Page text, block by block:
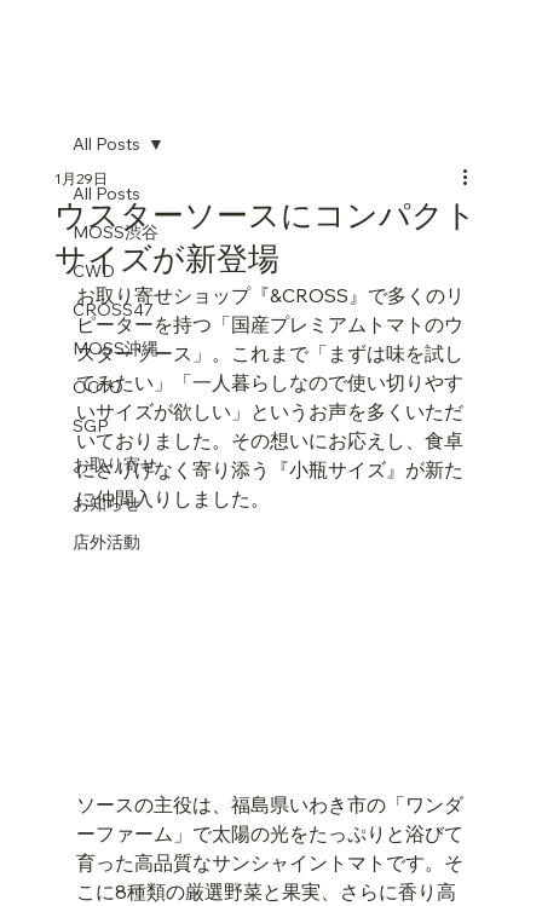
All Posts
MOSS渋谷
CWD
CROSS47
MOSS沖縄
OCTO
SGP
お取り寄せ
お知らせ
店外活動
All Posts
ウスターソースにコンパクト
サイズが新登場
1月29日
お取り寄せショップ『&CROSS』で多くのリ
ピーターを持つ「国産プレミアムトマトのウ
スターソース」。これまで「まずは味を試し
てみたい」「一人暮らしなので使い切りやす
いサイズが欲しい」というお声を多くいただ
いておりました。その想いにお応えし、食卓
にさりげなく寄り添う『小瓶サイズ』が新た
に仲間入りしました。
ソースの主役は、福島県いわき市の「ワンダ
ーファーム」で太陽の光をたっぷりと浴びて
育った高品質なサンシャイントマトです。そ
こに8種類の厳選野菜と果実、さらに香り高